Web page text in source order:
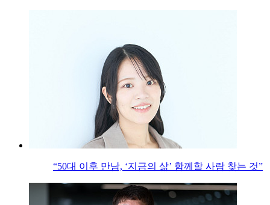
“50대 이후 만남, ‘지금의 삶’ 함께할 사람 찾는 것”